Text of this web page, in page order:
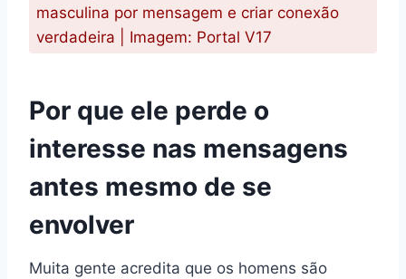
masculina por mensagem e criar conexão
verdadeira | Imagem: Portal V17
Por que ele perde o
interesse nas mensagens
antes mesmo de se
envolver
Muita gente acredita que os homens são